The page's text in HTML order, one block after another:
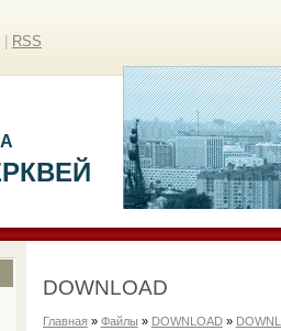
RSS
DOWNLOAD
Главная » Файлы » DOWNLOAD»